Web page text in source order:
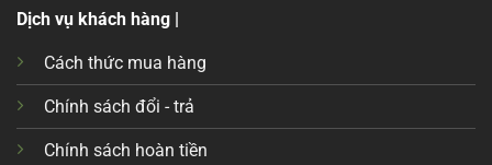
Dịch vụ khách hàng |
Cách thức mua hàng
Chính sách đổi - trả
Chính sách hoàn tiền